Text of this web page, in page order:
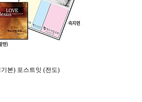
기본) 포스트잇 (전도)